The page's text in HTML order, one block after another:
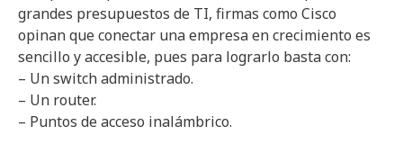
grandes presupuestos de TI, firmas como Cisco
opinan que conectar una empresa en crecimiento es
sencillo y accesible, pues para lograrlo basta con:
– Un switch administrado.
– Un router.
– Puntos de acceso inalámbrico.